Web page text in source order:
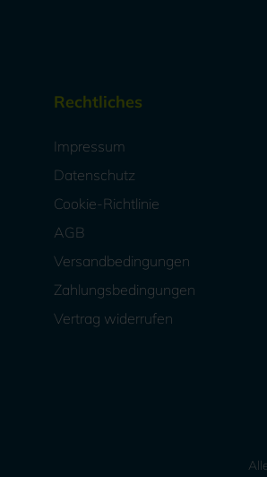
Rechtliches
Impressum
Datenschutz
Cookie-Richtlinie
AGB
Versandbedingungen
Zahlungsbedingungen
Vertrag widerrufen